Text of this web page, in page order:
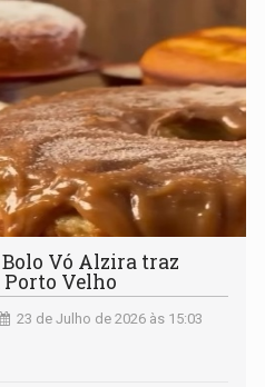
Bolo Vó Alzira traz
Velho
23 de Julho de 2026 às 15:03